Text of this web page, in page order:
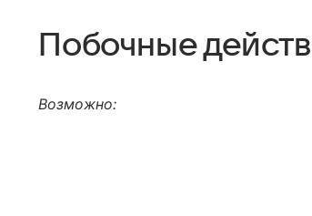
Побочные
Возможно: